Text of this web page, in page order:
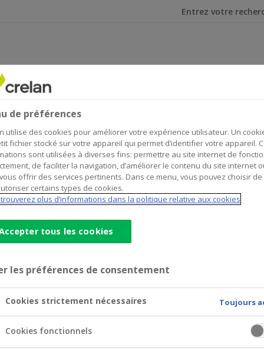
Je cherche
de préférences
utilise des cookies pour améliorer votre expérience utilisateur. Un
fichier stocké sur votre appareil qui permet d’identifier votre appareil.
sont utilisées à diverses fins: permettre au site internet de
de faciliter la navigation, d’améliorer le contenu du site internet
offrir des services pertinents. Dans ce menu, vous pouvez choisir de
certains types de cookies.
plus d’informations dans la politique relative aux cookies
tous les cookies
les préférences de consentement
Cookies strictement nécessaires Toujours
Cookies fonctionnels